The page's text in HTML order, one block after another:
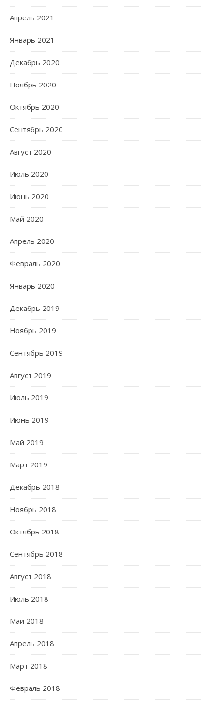
Апрель 2021
Январь 2021
Декабрь 2020
Ноябрь 2020
Октябрь 2020
Сентябрь 2020
Август 2020
Июль 2020
Июнь 2020
Май 2020
Апрель 2020
Февраль 2020
Январь 2020
Декабрь 2019
Ноябрь 2019
Сентябрь 2019
Август 2019
Июль 2019
Июнь 2019
Май 2019
Март 2019
Декабрь 2018
Ноябрь 2018
Октябрь 2018
Сентябрь 2018
Август 2018
Июль 2018
Май 2018
Апрель 2018
Март 2018
Февраль 2018